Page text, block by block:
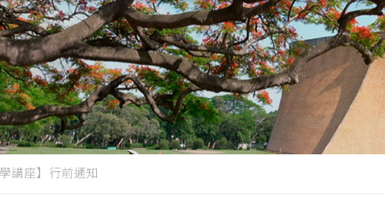
講座】行前通知